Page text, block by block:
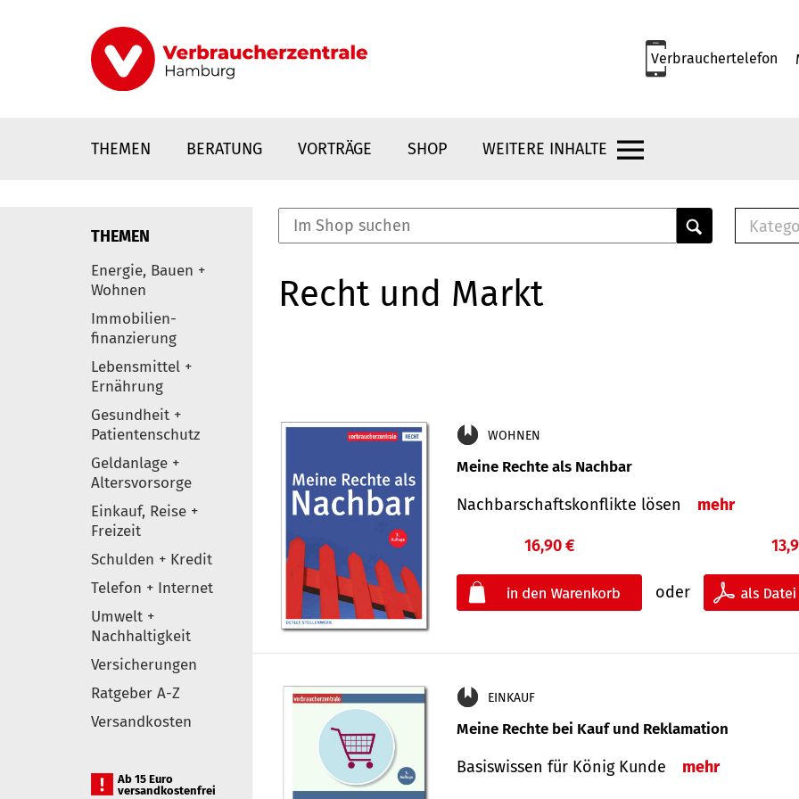
Verbrauchertelefon
THEMEN BERATUNG VORTRÄGE SHOP WEITERE INHALTE
Elemente
THEMEN
Energie, Bauen +
Wohnen
Immobilien-
finanzierung
Lebensmittel +
Ernährung
Gesundheit +
Patientenschutz
Geldanlage +
Altersvorsorge
Einkauf, Reise +
Freizeit
Schulden + Kredit
Telefon + Internet
Umwelt +
Nachhaltigkeit
Versicherungen
Ratgeber A-Z
Versandkosten
Ab 15 Euro
versandkostenfrei
Recht und Markt
WOHNEN
Meine Rechte als Nachbar
Nach­bar­schafts­konflikte lösen mehr
16,90 €
oder
EINKAUF
Meine Rechte bei Kauf und Reklamation
Basiswissen für König Kunde mehr